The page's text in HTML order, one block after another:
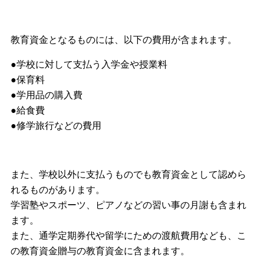
教育資金となるものには、以下の費用が含まれます。
●学校に対して支払う入学金や授業料
●保育料
●学用品の購入費
●給食費
●修学旅行などの費用
また、学校以外に支払うものでも教育資金として認めら
れるものがあります。
学習塾やスポーツ、ピアノなどの習い事の月謝も含まれ
ます。
また、通学定期券代や留学にための渡航費用なども、こ
の教育資金贈与の教育資金に含まれます。